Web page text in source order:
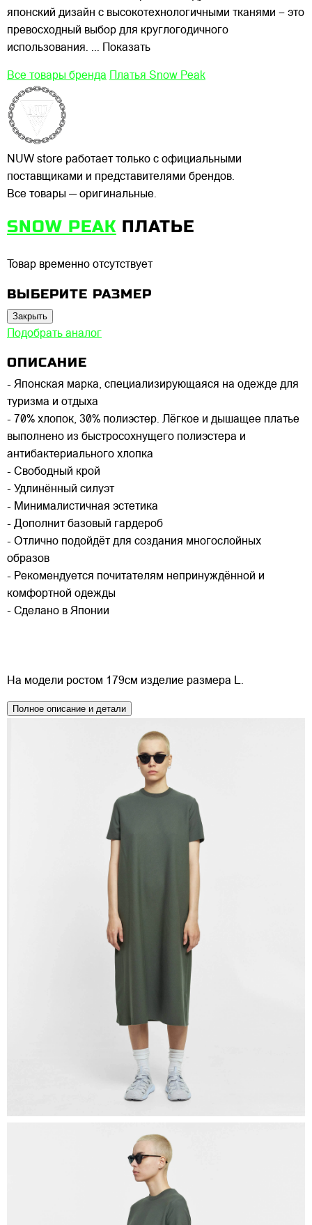
японский дизайн с высокотехнологичными тканями – это
превосходный выбор для круглогодичного
использования. ... Показать
Все товары бренда Платья Snow Peak
NUW store работает только с официальными
поставщиками и представителями брендов.
Все товары — оригинальные.
SNOW PEAK ПЛАТЬЕ
Товар временно отсутствует
ВЫБЕРИТЕ РАЗМЕР
Закрыть
Подобрать аналог
ОПИСАНИЕ
- Японская марка, специализирующаяся на одежде для
туризма и отдыха
- 70% хлопок, 30% полиэстер. Лёгкое и дышащее платье
выполнено из быстросохнущего полиэстера и
антибактериального хлопка
- Свободный крой
- Удлинённый силуэт
- Минималистичная эстетика
- Дополнит базовый гардероб
- Отлично подойдёт для создания многослойных
образов
- Рекомендуется почитателям непринуждённой и
комфортной одежды
- Сделано в Японии
На модели ростом 179см изделие размера L.
Полное описание и детали